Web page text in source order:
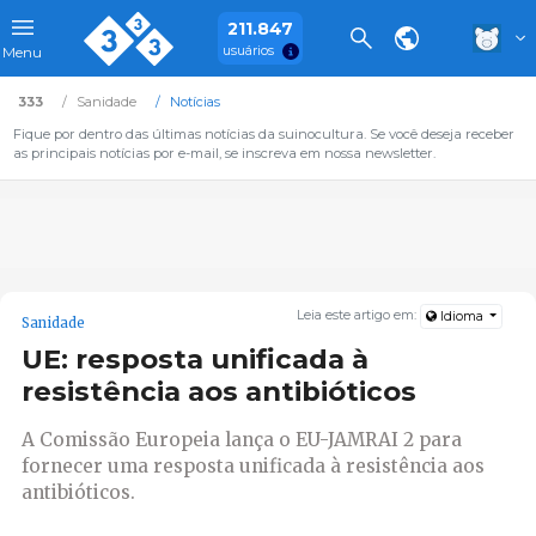
Menu
211.847
usuários
333 Sanidade
Notícias
Fique por dentro das últimas notícias da suinocultura. Se você deseja receber
as principais notícias por e-mail, se inscreva em nossa newsletter.
Leia este artigo em: Idioma
Sanidade
UE: resposta unificada à
resistência aos antibióticos
A Comissão Europeia lança o EU-JAMRAI 2 para
fornecer uma resposta unificada à resistência aos
antibióticos.